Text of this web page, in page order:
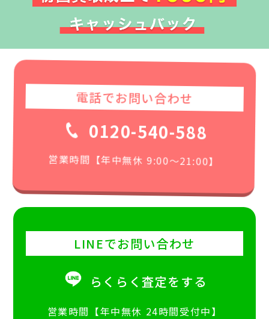
電話でお問い合わせ
0120-540-588
営業時間【年中無休 9:00〜21:00】
LINEでお問い合わせ
らくらく査定をする
営業時間【年中無休 24時間受付中】